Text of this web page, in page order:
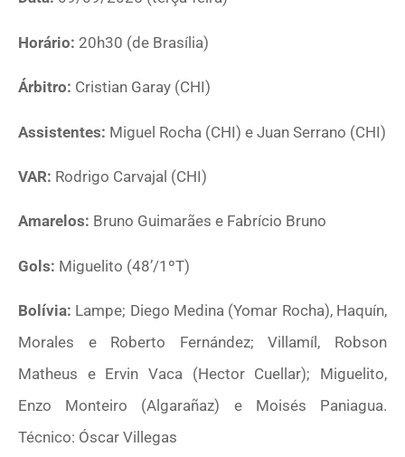
Horário: 20h30 (de Brasília)
Árbitro: Cristian Garay (CHI)
Assistentes: Miguel Rocha (CHI) e Juan Serrano (CHI)
VAR: Rodrigo Carvajal (CHI)
Amarelos: Bruno Guimarães e Fabrício Bruno
Gols: Miguelito (48’/1ºT)
Bolívia: Lampe; Diego Medina (Yomar Rocha), Haquín,
Morales e Roberto Fernández; Villamíl, Robson
Matheus e Ervin Vaca (Hector Cuellar); Miguelito,
Enzo Monteiro (Algarañaz) e Moisés Paniagua.
Técnico: Óscar Villegas